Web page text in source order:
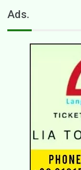
Ads.